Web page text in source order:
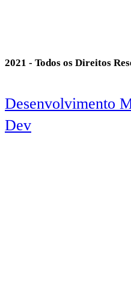
2021 - Todos os Direitos
Desenvolvimento
Dev